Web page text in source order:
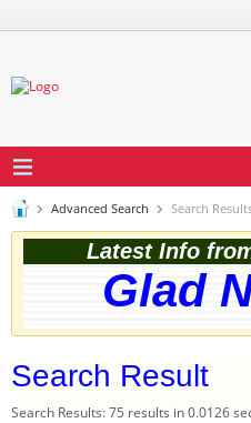
Advanced Search Search
Latest Info
Glad
Search Result
Search Results:75 results in 0.0126